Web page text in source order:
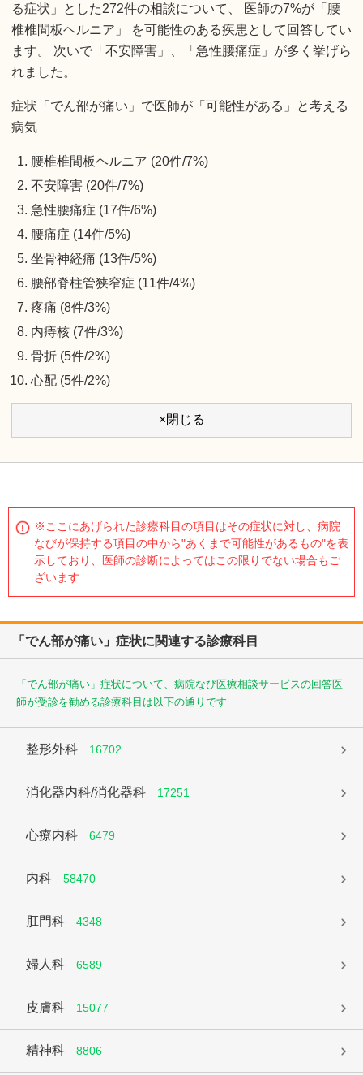
る症状」とした272件の相談について、 医師の7%が「腰
椎椎間板ヘルニア」 を可能性のある疾患として回答してい
ます。 次いで「不安障害」、「急性腰痛症」が多く挙げら
れました。
症状「でん部が痛い」で医師が「可能性がある」と考える
病気
腰椎椎間板ヘルニア (20件/7%)
不安障害 (20件/7%)
急性腰痛症 (17件/6%)
腰痛症 (14件/5%)
坐骨神経痛 (13件/5%)
腰部脊柱管狭窄症 (11件/4%)
疼痛 (8件/3%)
内痔核 (7件/3%)
骨折 (5件/2%)
心配 (5件/2%)
×閉じる
※ここにあげられた診療科目の項目はその症状に対し、病院
なびが保持する項目の中から"あくまで可能性があるもの"を表
示しており、医師の診断によってはこの限りでない場合もご
ざいます
「でん部が痛い」症状に関連する診療科目
「でん部が痛い」症状について、病院なび医療相談サービスの回答医
師が受診を勧める診療科目は以下の通りです
整形外科 16702
消化器内科/消化器科 17251
心療内科 6479
内科 58470
肛門科 4348
婦人科 6589
皮膚科 15077
精神科 8806